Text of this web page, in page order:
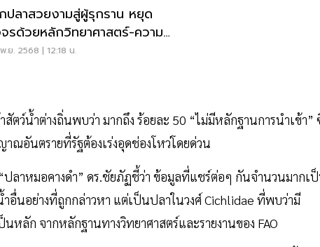
ปลาสวยงามสู่ผู้รุกราน หยุด
รด้วยหลักวิทยาศาสตร์-ความ
งใส
.ย. 2568 | 12:18 น.
สัตว์น้ำต่างถิ่นพบว่า มากถึง ร้อยละ 50 “ไม่มีหลักฐานการนำเข้า”
อันตรายที่รัฐต้องเร่งอุดช่องโหว่โดยด่วน
ลาหมอคางดำ” ดร.ชัยภัฏชี้ว่า ข้อมูลที่แชร์ต่อๆ กันจำนวนมากเ
อื่นอย่างที่ถูกกล่าวหา แต่เป็นปลาในวงศ์ Cichlidae ที่พบว่ามี
ลัก จากหลักฐานทางวิทยาศาสตร์และรายงานของ FAO